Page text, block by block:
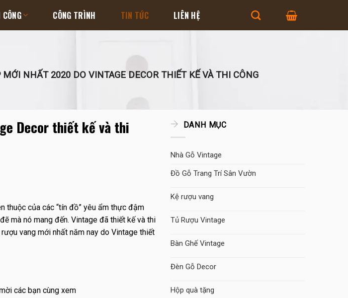
CÔNG TRÌNH TIN TỨC LIÊN HỆ
NHẤT 2020 DO VINTAGE DECOR THIẾT KẾ VÀ THI CÔNG
Decor thiết kế và thi
thuộc của các “tín đồ” yêu ẩm thực đậm
mà nó mang đến. Vintage đã thiết kế và thi
vang mới nhất năm nay do Vintage thiết
các bạn cùng xem
DANH MỤC
Nhà Gỗ Vintage
Đồ Gỗ Trang Trí Sân Vườn
Kệ rượu vang
Tủ Rượu Vintage
Bàn Ghế Vintage
Đèn Gỗ Decor
Hộp quà tặng